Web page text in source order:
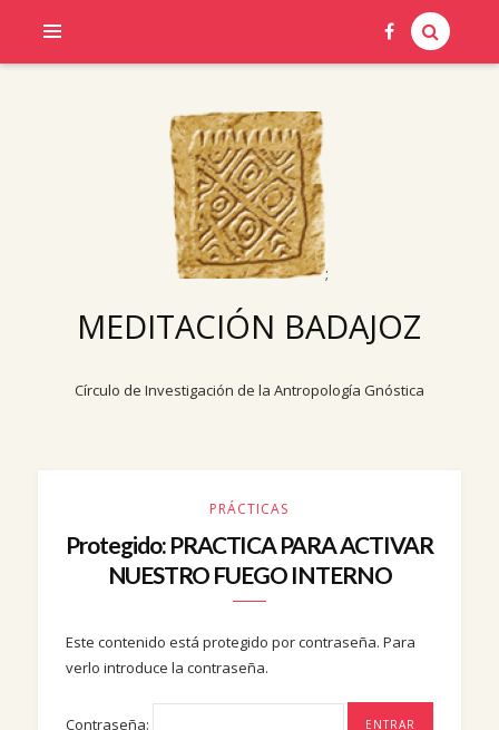
;
MEDITACIÓN BADAJOZ
Círculo de Investigación de la Antropología Gnóstica
PRÁCTICAS
Protegido: PRACTICA PARA ACTIVAR
NUESTRO FUEGO INTERNO
Este contenido está protegido por contraseña. Para
verlo introduce la contraseña.
Contraseña: